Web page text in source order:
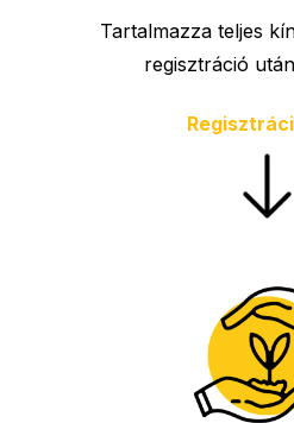
Tartalmazza teljes
regisztráció